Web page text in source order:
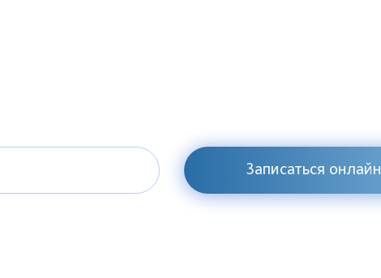
Записаться онлайн